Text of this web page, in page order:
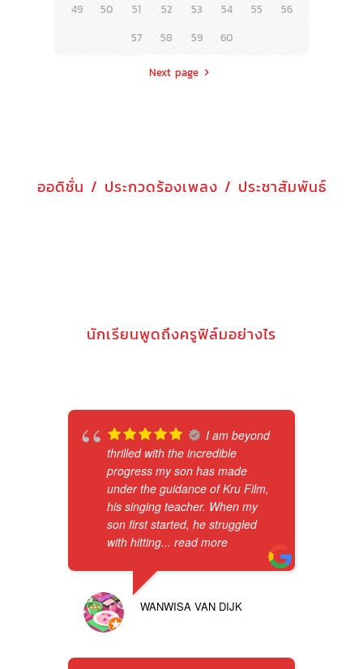
49
50 51 52 53 54 55
56
57
58 59 60
Next page
ออดิชั่น / ประกวดร้องเพลง / ประชาสัมพันธ์
นักเรียนพูดถึงครูฟิล์มอย่างไร
I am beyond
thrilled with the incredible
progress my son has made
under the guidance of Kru Film,
his singing teacher. When my
son first started, he struggled
with hitting... read more
WANWISA VAN DIJK